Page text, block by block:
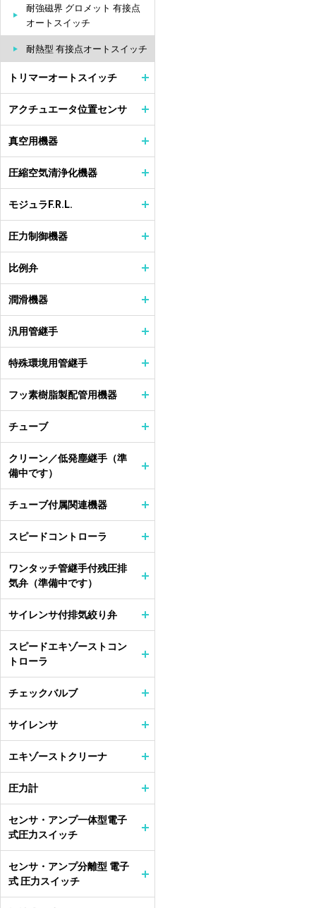
耐強磁界 グロメット 有接点
オートスイッチ
耐熱型 有接点オートスイッチ
トリマーオートスイッチ
アクチュエータ位置センサ
真空用機器
圧縮空気清浄化機器
モジュラF.R.L.
圧力制御機器
比例弁
潤滑機器
汎用管継手
特殊環境用管継手
フッ素樹脂製配管用機器
チューブ
クリーン／低発塵継手（準
備中です）
チューブ付属関連機器
スピードコントローラ
ワンタッチ管継手付残圧排
気弁（準備中です）
サイレンサ付排気絞り弁
スピードエキゾーストコン
トローラ
チェックバルブ
サイレンサ
エキゾーストクリーナ
圧力計
センサ・アンプ一体型電子
式圧力スイッチ
センサ・アンプ分離型 電子
式 圧力スイッチ